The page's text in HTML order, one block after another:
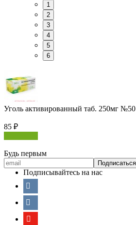
1
2
3
4
5
6
Уголь активированный таб. 250мг №50
85 ₽
Будь первым
Подписывайтесь на нас